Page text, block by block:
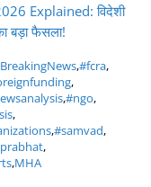
Explained: विदेशी
बड़ा फैसला!
,#fcra,
,
,#ngo,
,
,#samvad,
,
,MHA